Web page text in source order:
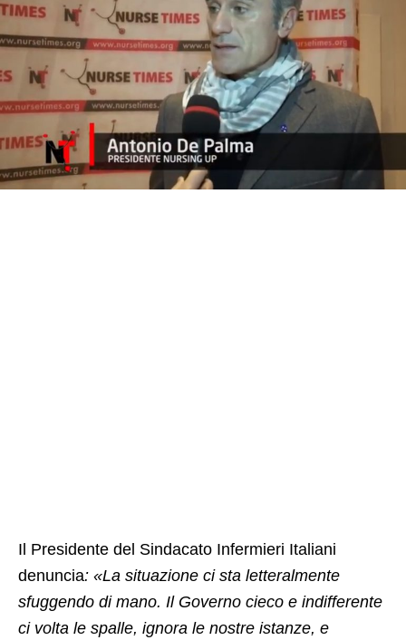
Il Presidente del Sindacato Infermieri Italiani
denuncia: «La situazione ci sta letteralmente
sfuggendo di mano. Il Governo cieco e indifferente
ci volta le spalle, ignora le nostre istanze, e